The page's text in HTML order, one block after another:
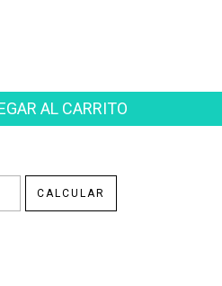
CALCULAR